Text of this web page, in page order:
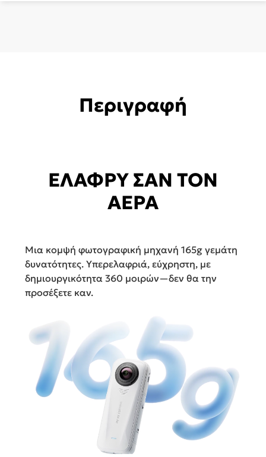
Περιγραφή
ΕΛΑΦΡΥ ΣΑΝ ΤΟΝ
ΑΕΡΑ
Μια κομψή φωτογραφική μηχανή 165g γεμάτη
δυνατότητες. Υπερελαφριά, εύχρηστη, με
δημιουργικότητα 360 μοιρών—δεν θα την
προσέξετε καν.